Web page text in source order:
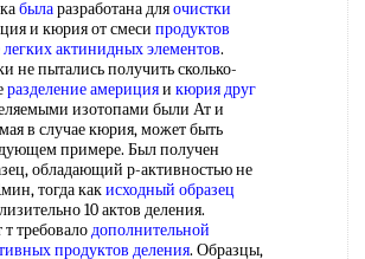
быларазработана дляочистки
и кюрия от смеси продуктов
легкихактинидных элементов.
не пытались получить сколько-
разделение америцияи кюрия друг
изотопами были Ат и
в случае кюрия, может быть
примере. Был получен
обладающий р-активностью не
тогда какисходный образец
10 актов деления.
требовалодополнительной
продуктов деления. Образцы,